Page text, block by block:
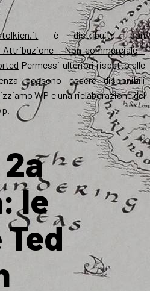
è distribuita con
– Non commerciale –
Permessi ulteriori rispetto alle
possono essere disponibili
WP e una rielaborazione del
le